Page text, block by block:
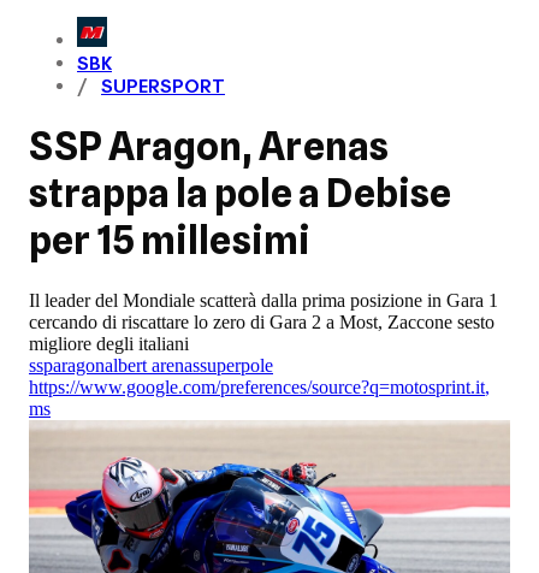
SBK
SUPERSPORT
SSP Aragon, Arenas
strappa la pole a Debise
per 15 millesimi
Il leader del Mondiale scatterà dalla prima posizione in Gara 1
cercando di riscattare lo zero di Gara 2 a Most, Zaccone sesto
migliore degli italiani
ssparagonalbert arenassuperpole
https://www.google.com/preferences/source?q=motosprint.it,
ms